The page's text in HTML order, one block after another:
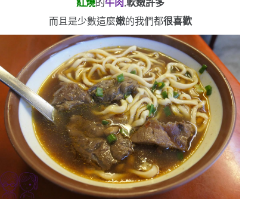
紅燒的牛肉,軟嫩許多
而且是少數這麼嫩的我們都很喜歡